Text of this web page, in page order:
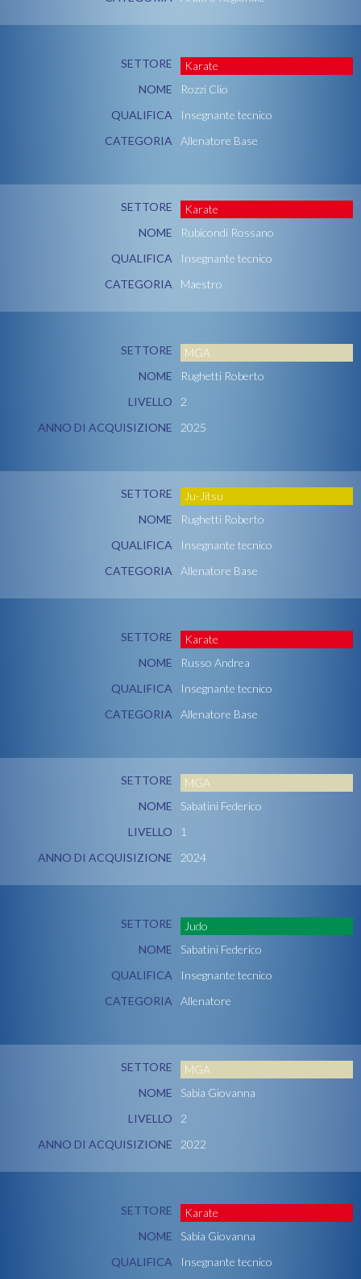
SETTORE
Karate
NOME
Rozzi Clio
QUALIFICA
Insegnante tecnico
CATEGORIA
Allenatore Base
SETTORE
Karate
NOME
Rubicondi Rossano
QUALIFICA
Insegnante tecnico
CATEGORIA
Maestro
SETTORE
MGA
NOME
Rughetti Roberto
LIVELLO
2
ANNO DI ACQUISIZIONE
2025
SETTORE
Ju-Jitsu
NOME
Rughetti Roberto
QUALIFICA
Insegnante tecnico
CATEGORIA
Allenatore Base
SETTORE
Karate
NOME
Russo Andrea
QUALIFICA
Insegnante tecnico
CATEGORIA
Allenatore Base
SETTORE
MGA
NOME
Sabatini Federico
LIVELLO
1
ANNO DI ACQUISIZIONE
2024
SETTORE
Judo
NOME
Sabatini Federico
QUALIFICA
Insegnante tecnico
CATEGORIA
Allenatore
SETTORE
MGA
NOME
Sabia Giovanna
LIVELLO
2
ANNO DI ACQUISIZIONE
2022
SETTORE
Karate
NOME
Sabia Giovanna
QUALIFICA
Insegnante tecnico